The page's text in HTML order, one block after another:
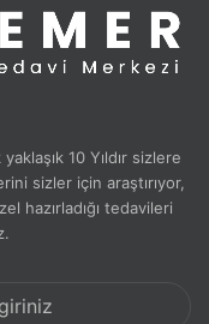
10 Yıldır sizlere
sizler için araştırıyor,
hazırladığı tedavileri